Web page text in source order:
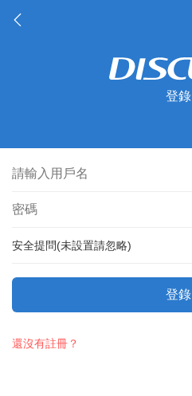
登錄
安全提問(未設置請忽略)
登錄
還沒有註冊？